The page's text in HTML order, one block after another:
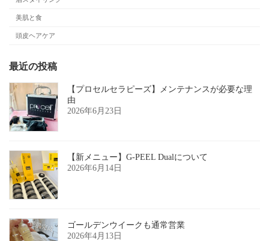
美肌と食
頭皮ヘアケア
最近の投稿
【プロセルセラピーズ】メンテナンスが必要な理
由
2026年6月23日
【新メニュー】G-PEEL Dualについて
2026年6月14日
ゴールデンウイークも通常営業
2026年4月13日